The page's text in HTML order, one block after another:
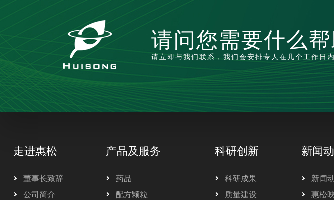
请问您需要什么
请立即与我们联系，我们会安排专人在几个工作日
走进惠松
董事长致辞
公司简介
产品及服务
药品
配方颗粒
科研创新
科研成果
质量建设
新闻
新闻
惠松